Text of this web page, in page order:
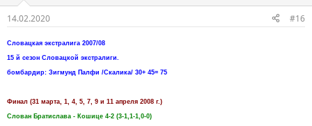
14.02.2020 #16
Словацкая экстралига 2007/08
15 й сезон Словацкой экстралиги.
бомбардир: Зигмунд Палфи /Скалика/ 30+ 45= 75
Финал (31 марта, 1, 4, 5, 7, 9 и 11 апреля 2008 г.)
Слован Братислава - Кошице 4-2 (3-1,1-1,0-0)